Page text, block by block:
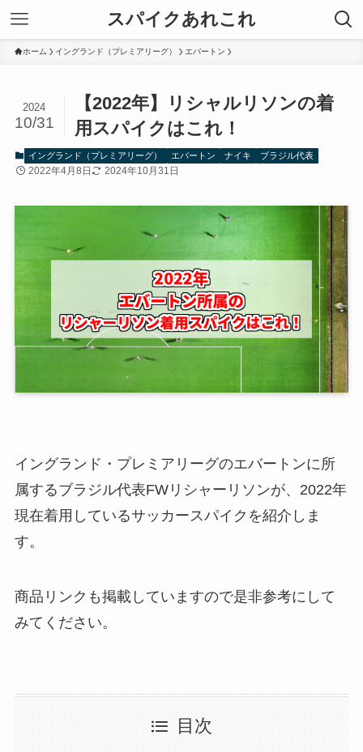
スパイクあれこれ
ホーム イングランド（プレミアリーグ） エバートン
【2022年】リシャルリソンの着
用スパイクはこれ！
2024
10/31
イングランド（プレミアリーグ） エバートン ナイキ ブラジル代表
2022年4月8日 2024年10月31日
イングランド・プレミアリーグのエバートンに所
属するブラジル代表FWリシャーリソンが、2022年
現在着用しているサッカースパイクを紹介しま
す。
商品リンクも掲載していますので是非参考にして
みてください。
目次